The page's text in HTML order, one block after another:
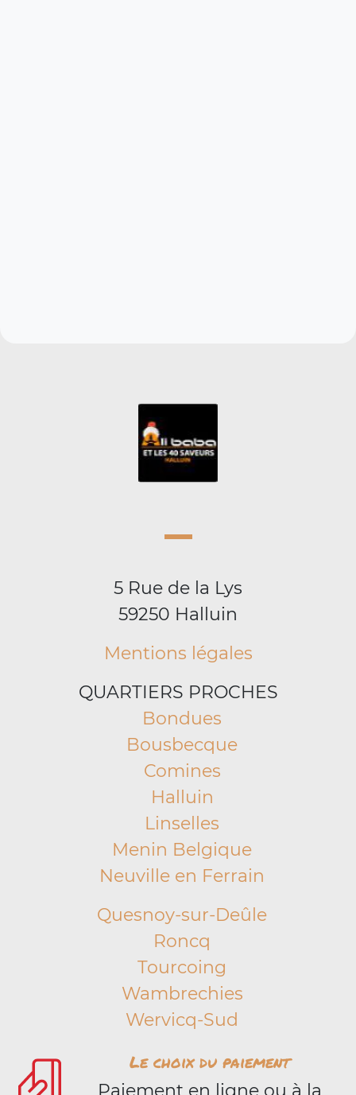
5 Rue de la Lys
59250 Halluin
Mentions légales
QUARTIERS PROCHES
Bondues
Bousbecque
Comines
Halluin
Linselles
Menin Belgique
Neuville en Ferrain
Quesnoy-sur-Deûle
Roncq
Tourcoing
Wambrechies
Wervicq-Sud
Le choix du paiement
Paiement en ligne ou à la